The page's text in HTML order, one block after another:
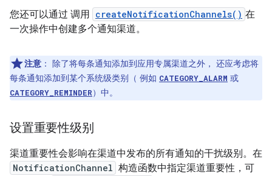
您还可以通过 调用 createNotificationChannels() 在
一次操作中创建多个通知渠道。
注意 ： 除了将每条通知添加到应用专属渠道之外， 还应考虑将
每条通知添加到某个系统级类别（ 例如 CATEGORY_ALARM 或
CATEGORY_REMINDER）中。
设置重要性级别
渠道重要性会影响在渠道中发布的所有通知的干扰级别。在
NotificationChannel 构造函数中指定渠道重要性，可